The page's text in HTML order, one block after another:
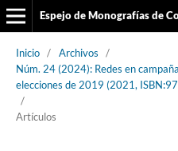
Espejo de Monografías de
Inicio / Archivos
/
Núm. 24 (2024): Redes en
elecciones de 2019 (2021,
/
Artículos